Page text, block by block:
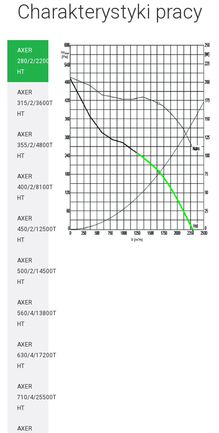
Charakterystyki pracy
AXER
280/2/2200T
HT
AXER
315/2/3600T
HT
AXER
355/2/4800T
HT
AXER
400/2/8100T
HT
AXER
450/2/12500T
HT
AXER
500/2/14500T
HT
AXER
560/4/13800T
HT
AXER
630/4/17200T
HT
AXER
710/4/25500T
HT
AXER